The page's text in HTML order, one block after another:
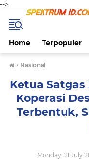
-->
Home Terpopuler
› Nasional
Ketua
Koperasi
Terbentuk,
Monday, 21 July